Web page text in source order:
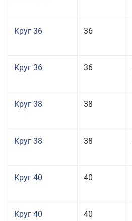
Круг 36 36
Круг 36 36
Круг 38 38
Круг 38 38
Круг 40 40
Круг 40 40